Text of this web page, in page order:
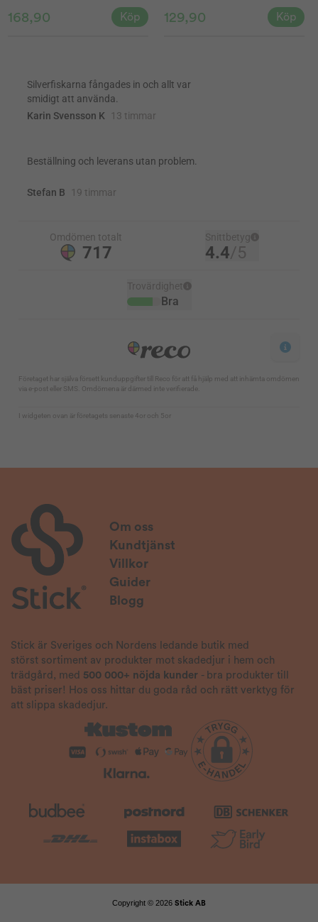
168,90 Köp 129,90 Köp
Om oss
Kundtjänst
Villkor
Guider
Blogg
Stick är Sveriges och Nordens ledande butik med
störst sortiment av produkter mot skadedjur i hem och
trädgård, med 500 000+ nöjda kunder - bra produkter till
bäst priser! Hos oss hittar du goda råd och rätt verktyg för
att slippa skadedjur.
Copyright © 2026 Stick AB